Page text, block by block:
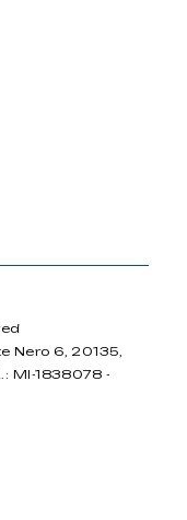
Nero 6, 20135,
MI-1838078 -